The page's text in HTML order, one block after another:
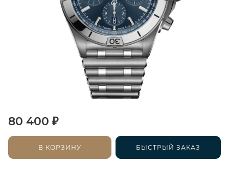
80 400 ₽
В КОРЗИНУ БЫСТРЫЙ ЗАКАЗ